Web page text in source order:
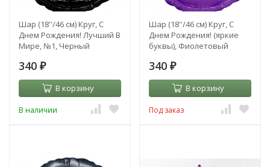
Шар (18''/46 см) Круг, С
Днем Рождения! Лучший В
Мире, №1, Черный
340 ₽
В корзину
В наличии
Шар (18''/46 см) Круг, С
Днем Рождения! (яркие
буквы), Фиолетовый
340 ₽
В корзину
Под заказ